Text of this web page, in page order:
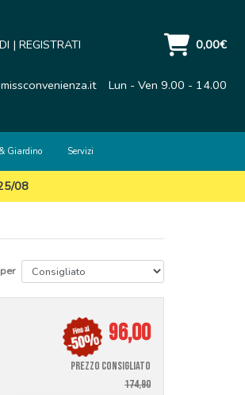
| REGISTRATI 0,00€
Lun - Ven 9.00 - 14.00
Giardino Servizi
08
96,00
PREZZO CONSIGLIATO
174,90